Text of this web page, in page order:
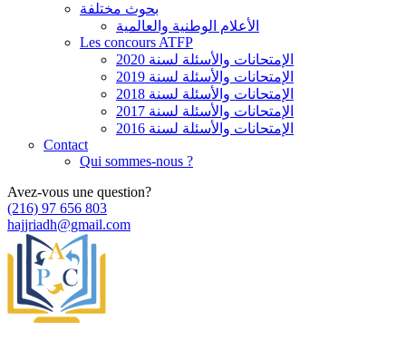
بحوث مختلفة
الأعلام الوطنية والعالمية
Les concours ATFP
الإمتحانات والأسئلة لسنة 2020
الإمتحانات والأسئلة لسنة 2019
الإمتحانات والأسئلة لسنة 2018
الإمتحانات والأسئلة لسنة 2017
الإمتحانات والأسئلة لسنة 2016
Contact
Qui sommes-nous ?
Avez-vous une question?
(216) 97 656 803
hajjriadh@gmail.com